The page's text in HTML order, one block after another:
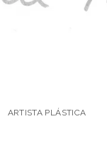
ARTISTA PLÁSTICA